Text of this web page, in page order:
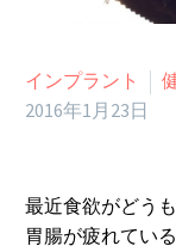
インプラント
2016年1月23日
最近食欲がどう
胃腸が疲れてい